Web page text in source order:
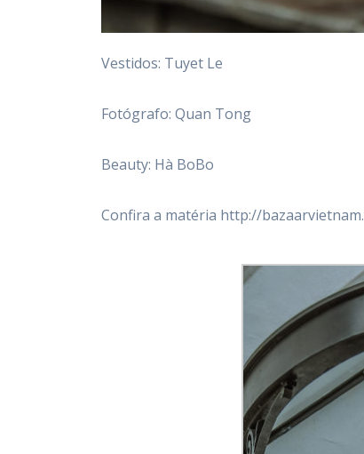
Vestidos: Tuyet Le
Fotógrafo: Quan Tong
Beauty: Hà BoBo
Confira a matéria http://